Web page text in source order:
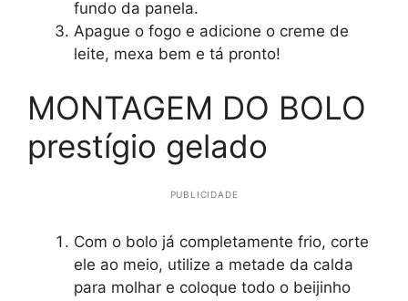
fundo da panela.
Apague o fogo e adicione o creme de
leite, mexa bem e tá pronto!
MONTAGEM DO BOLO
prestígio gelado
PUBLICIDADE
Com o bolo já completamente frio, corte
ele ao meio, utilize a metade da calda
para molhar e coloque todo o beijinho